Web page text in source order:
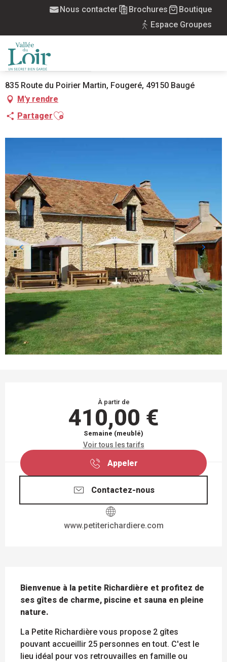
principal
Nous contacter Brochures
Boutique
Espace Groupes
Domaine de la Petite Richardière
DOMAINE DE LA PETITE RICHARDIÈRE
VILLAGE LOCATIF
835 Route du Poirier Martin, Fougeré, 49150 Baugé
M'y rendre
PartagerAjouter aux favoris
À partir de
410,00 €
Semaine (meublé)
Voir tous les tarifs
Appeler
Contactez-nous
www.petiterichardiere.com
Bienvenue à la petite Richardière et profitez de
ses gîtes de charme, piscine et sauna en pleine
nature.
La Petite Richardière vous propose 2 gîtes
pouvant accueillir 25 personnes en tout. C'est le
lieu idéal pour vos retrouvailles en famille ou